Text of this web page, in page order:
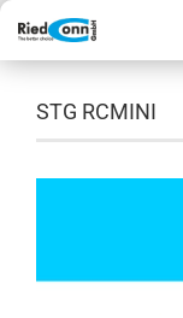
STG RCMINI